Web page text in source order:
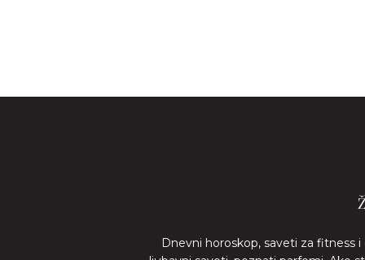
Dnevni horoskop, saveti za fitness